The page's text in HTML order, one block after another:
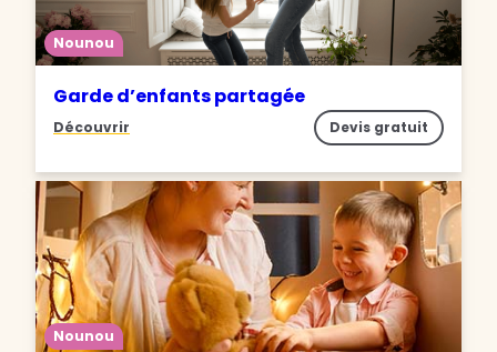
Nounou
Garde d’enfants partagée
Découvrir Devis gratuit
Nounou